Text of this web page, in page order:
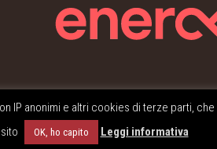
anonimi e altri cookies di terze parti,
OK, ho capito Leggi informativa